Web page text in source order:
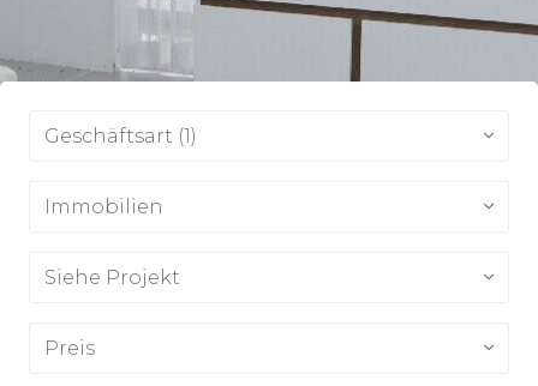
Geschäftsart (1)
Immobilien
Siehe Projekt
Preis